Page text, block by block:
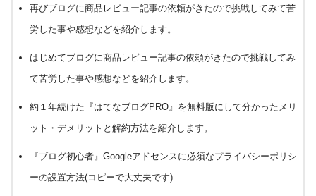
再びブログに商品レビュー記事の依頼がきたので挑戦してみて苦
労した事や感想などを紹介します。
はじめてブログに商品レビュー記事の依頼がきたので挑戦してみ
て苦労した事や感想などを紹介します。
約１年続けた『はてなブログPRO』を無料版にして分かったメリ
ット・デメリットと解約方法を紹介します。
『ブログ初心者』Googleアドセンスに必須なプライバシーポリシ
ーの設置方法(コピーで大丈夫です)